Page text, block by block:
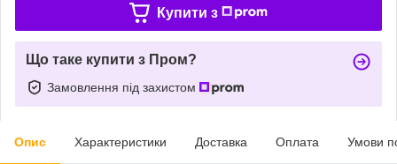
Купити з
Що таке купити з Пром?
Замовлення під захистом
Опис Характеристики Доставка Оплата Умови